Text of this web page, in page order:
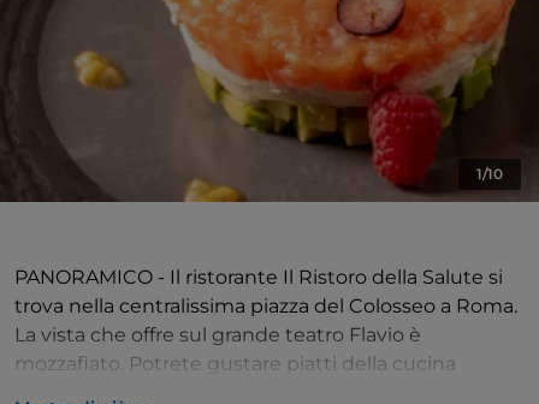
1/10
PANORAMICO - Il ristorante Il Ristoro della Salute si
trova nella centralissima piazza del Colosseo a Roma.
La vista che offre sul grande teatro Flavio è
mozzafiato. Potrete gustare piatti della cucina